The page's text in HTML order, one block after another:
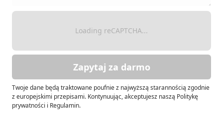
Loading reCAPTCHA...
Zapytaj za darmo
Twoje dane będą traktowane poufnie z najwyższą starannością zgodnie
z europejskimi przepisami. Kontynuując, akceptujesz naszą Politykę
prywatności i Regulamin.